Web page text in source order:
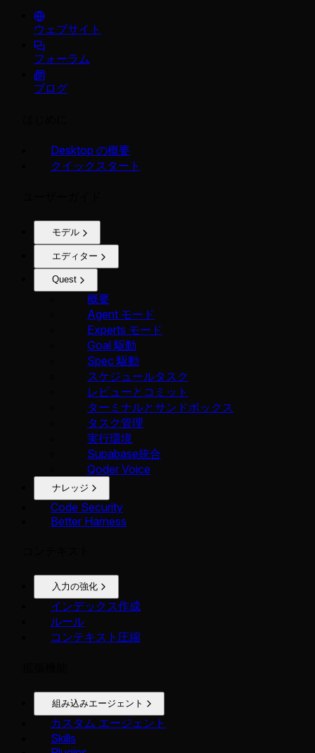
ウェブサイト
フォーラム
ブログ
Desktop の概要
クイックスタート
モデル
エディター
Quest
概要
Agent モード
Experts モード
Goal 駆動
Spec 駆動
スケジュールタスク
レビューとコミット
ターミナルとサンドボックス
タスク管理
実行環境
Supabase統合
Qoder Voice
ナレッジ
Code Security
Better Harness
入力の強化
インデックス作成
ルール
コンテキスト圧縮
組み込みエージェント
カスタム エージェント
Skills